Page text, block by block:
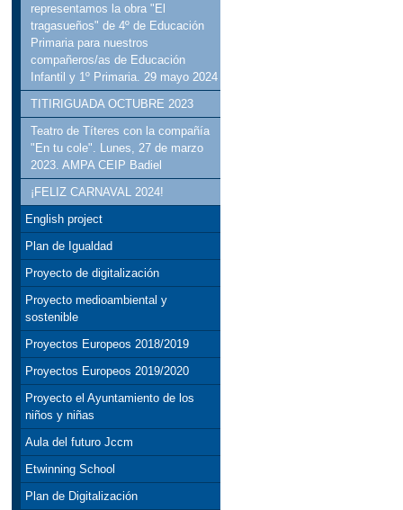
representamos la obra "El
tragasueños" de 4º de Educación
Primaria para nuestros
compañeros/as de Educación
Infantil y 1º Primaria. 29 mayo 2024
TITIRIGUADA OCTUBRE 2023
Teatro de Títeres con la compañía
"En tu cole". Lunes, 27 de marzo
2023. AMPA CEIP Badiel
¡FELIZ CARNAVAL 2024!
English project
Plan de Igualdad
Proyecto de digitalización
Proyecto medioambiental y
sostenible
Proyectos Europeos 2018/2019
Proyectos Europeos 2019/2020
Proyecto el Ayuntamiento de los
niños y niñas
Aula del futuro Jccm
Etwinning School
Plan de Digitalización